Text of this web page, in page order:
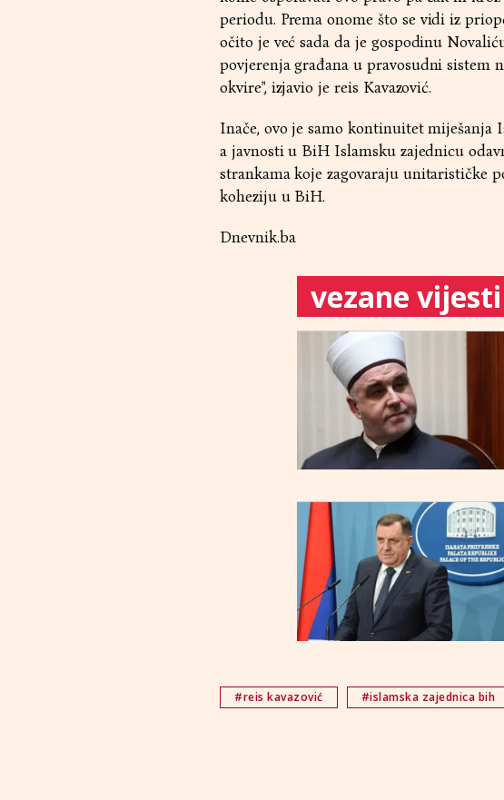
periodu. Prema onome što se vidi iz
očito je već sada da je gospodinu
povjerenja građana u pravosudni sistem
okvire", izjavio je reis Kavazović.
Inače, ovo je samo kontinuitet miješanja
a javnosti u BiH Islamsku zajednicu
strankama koje zagovaraju unitarističke
koheziju u BiH.
Dnevnik.ba
vezane vijesti
#reis kavazović #islamska zajednica bih